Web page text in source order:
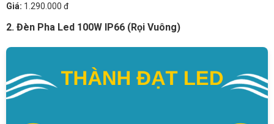
Giá: 1.290.000 đ
2. Đèn Pha Led 100W IP66 (Rọi Vuông)